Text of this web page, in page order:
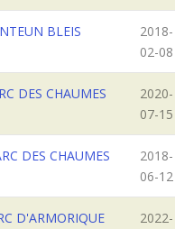
BLEIS
2018-
02-08
DES CHAUMES
2020-
07-15
DES CHAUMES
2018-
06-12
D'ARMORIQUE
2022-